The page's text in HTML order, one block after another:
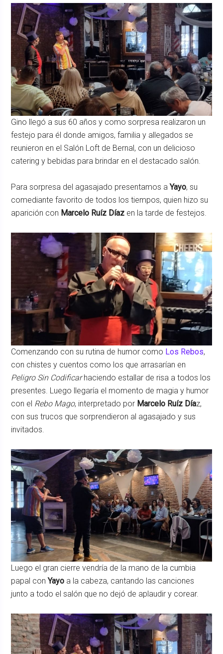
Gino llegó a sus 60 años y como sorpresa realizaron un
festejo para él donde amigos, familia y allegados se
reunieron en el Salón Loft de Bernal, con un delicioso
catering y bebidas para brindar en el destacado salón.
Para sorpresa del agasajado presentamos aYayo, su
comediante favorito de todos los tiempos, quien hizo su
aparición con Marcelo Ruíz Díaz en la tarde de festejos.
Comenzando con su rutina de humor como Los Rebos,
con chistes y cuentos como los que arrasarían en
Peligro Sin Codificarhaciendo estallar de risa a todos los
presentes. Luego llegaría el momento de magia y humor
con el Rebo Mago, interpretado por Marcelo Ruíz Díaz,
con sus trucos que sorprendieron al agasajado y sus
invitados.
Luego el gran cierre vendría de la mano de la cumbia
papal conYayo a la cabeza, cantando las canciones
junto a todo el salón que no dejó de aplaudir y corear.